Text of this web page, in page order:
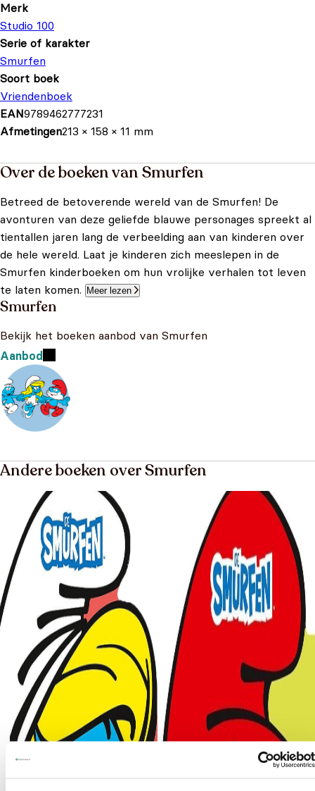
Merk
Studio 100
Serie of karakter
Smurfen
Soort boek
Vriendenboek
EAN9789462777231
Afmetingen213 × 158 × 11 mm
Over de boeken van Smurfen
Betreed de betoverende wereld van de Smurfen! De
avonturen van deze geliefde blauwe personages spreekt al
tientallen jaren lang de verbeelding aan van kinderen over
de hele wereld. Laat je kinderen zich meeslepen in de
Smurfen kinderboeken om hun vrolijke verhalen tot leven
te laten komen.
Meer lezen
Smurfen
Bekijk het boeken aanbod van Smurfen
Aanbod
Andere boeken over Smurfen